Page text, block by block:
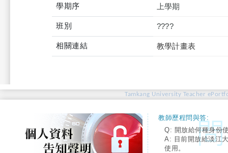
學期序 上學期
班別 ????
相關連結 教學計畫表
Tamkang University Teacher
教師歷程問與答:
Q: 開放給何種身份
A: 目前開放給淡江
使用。